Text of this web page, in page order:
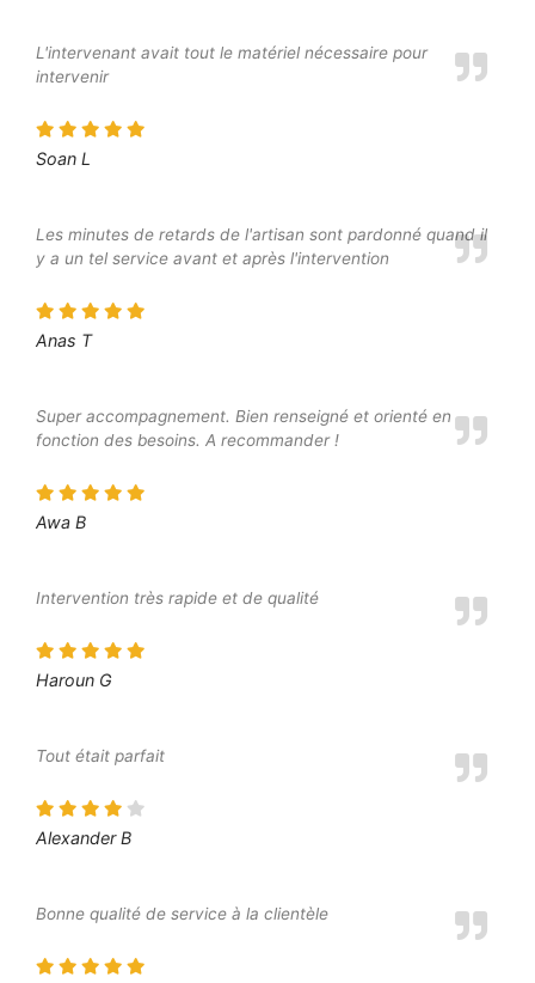
L'intervenant avait tout le matériel nécessaire pour
intervenir
Soan L
Les minutes de retards de l'artisan sont pardonné quand il
y a un tel service avant et après l'intervention
Anas T
Super accompagnement. Bien renseigné et orienté en
fonction des besoins. A recommander !
Awa B
Intervention très rapide et de qualité
Haroun G
Tout était parfait
Alexander B
Bonne qualité de service à la clientèle